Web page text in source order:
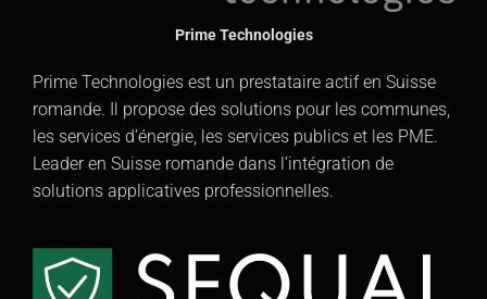
Prime Technologies
Prime Technologies est un prestataire actif en Suisse
romande. Il propose des solutions pour les communes,
les services d’énergie, les services publics et les PME.
Leader en Suisse romande dans l’intégration de
solutions applicatives professionnelles.